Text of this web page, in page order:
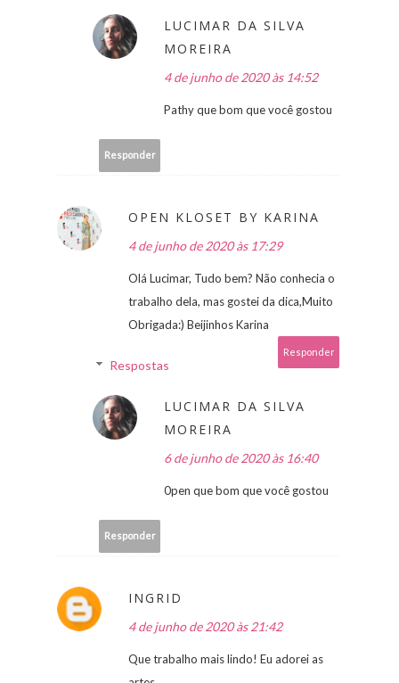
LUCIMAR DA SILVA
MOREIRA
4 de junho de 2020 às 14:52
Pathy que bom que você gostou
Responder
OPEN KLOSET BY KARINA
4 de junho de 2020 às 17:29
Olá Lucimar, Tudo bem? Não conhecia o
trabalho dela, mas gostei da dica,Muito
Obrigada:) Beijinhos Karina
Responder
Respostas
LUCIMAR DA SILVA
MOREIRA
6 de junho de 2020 às 16:40
0pen que bom que você gostou
Responder
INGRID
4 de junho de 2020 às 21:42
Que trabalho mais lindo! Eu adorei as